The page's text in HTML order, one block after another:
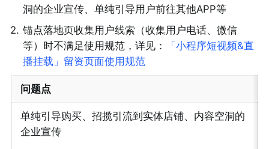
洞的企业宣传、单纯引导用户前往其他APP等
2. 锚点落地页收集用户线索（收集用户电话、微信
等）时不满足使用规范，详见：
「小程序短视频&直
播挂载」留资页面使用规范
问题点
单纯引导购买、招揽引流到实体店铺、内容空洞的
企业宣传